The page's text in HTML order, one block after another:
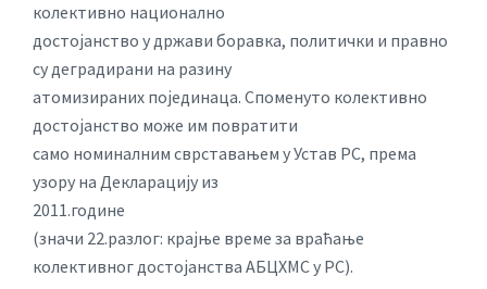
колективно национално
достојанство у држави боравка, политички и правно
су деградирани на разину
атомизираних појединаца. Споменуто колективно
достојанство може им повратити
само номиналним сврставањем у Устав РС, према
узору на Декларацију из
2011.године
(значи 22.разлог: крајње време за враћање
колективног достојанства АБЦХМС у РС).